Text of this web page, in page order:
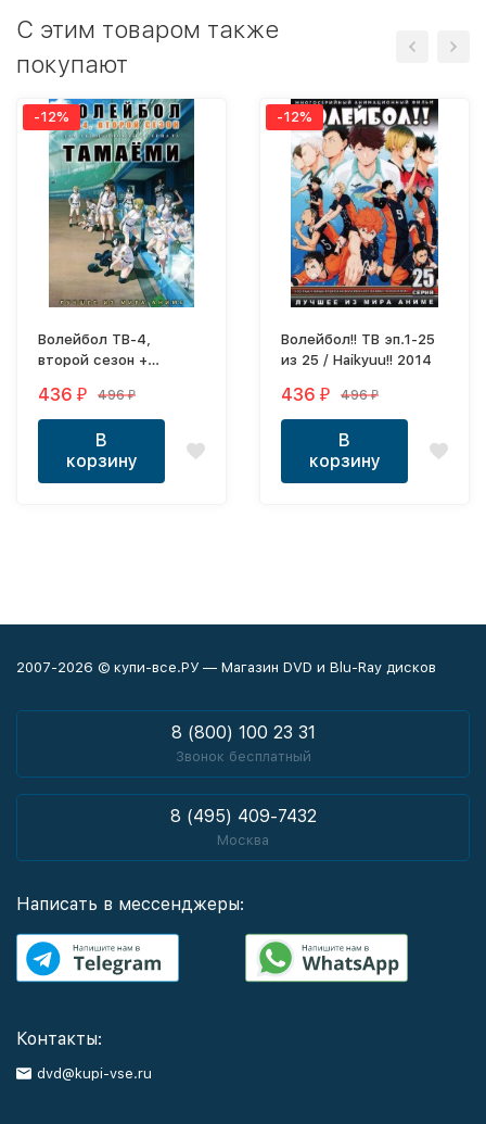
C этим товаром также
покупают
-12%
Волейбол ТВ-4,
второй сезон +
436 ₽ 496₽
В
корзину
-12%
Волейбол!! ТВ эп.1-25
из 25 / Haikyuu!! 2014
436 ₽ 496₽
В
корзину
2007-2026 © купи-все.РУ — Магазин DVD и Blu-Ray дисков
8 (800) 100 23 31
Звонок бесплатный
8 (495) 409-7432
Москва
Написать в мессенджеры:
Контакты:
dvd@kupi-vse.ru